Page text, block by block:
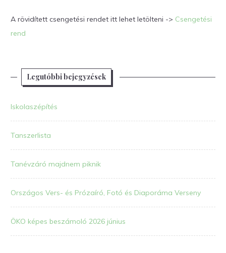
A rövidített csengetési rendet itt lehet letölteni -> Csengetési
rend
Legutóbbi bejegyzések
Iskolaszépítés
Tanszerlista
Tanévzáró majdnem piknik
Országos Vers- és Prózaíró, Fotó és Diaporáma Verseny
ÖKO képes beszámoló 2026 június